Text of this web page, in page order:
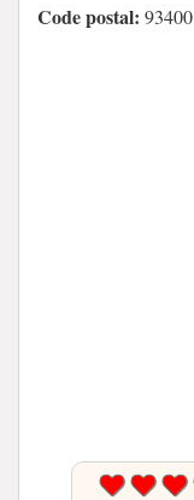
Code postal: 93400